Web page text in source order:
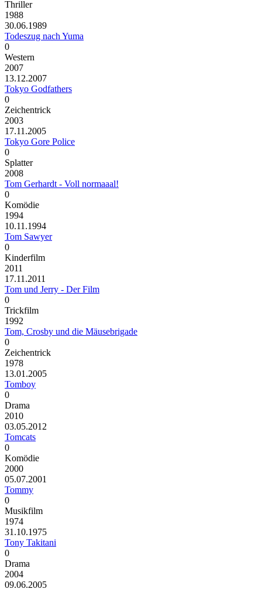
Thriller
1988
30.06.1989
Todeszug nach Yuma
0
Western
2007
13.12.2007
Tokyo Godfathers
0
Zeichentrick
2003
17.11.2005
Tokyo Gore Police
0
Splatter
2008
Tom Gerhardt - Voll normaaal!
0
Komödie
1994
10.11.1994
Tom Sawyer
0
Kinderfilm
2011
17.11.2011
Tom und Jerry - Der Film
0
Trickfilm
1992
Tom, Crosby und die Mäusebrigade
0
Zeichentrick
1978
13.01.2005
Tomboy
0
Drama
2010
03.05.2012
Tomcats
0
Komödie
2000
05.07.2001
Tommy
0
Musikfilm
1974
31.10.1975
Tony Takitani
0
Drama
2004
09.06.2005